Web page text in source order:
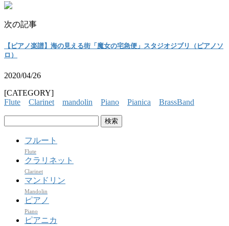
次の記事
【ピアノ楽譜】海の見える街「魔女の宅急便」スタジオジブリ（ピアノソ
ロ）
2020/04/26
[CATEGORY]
Flute
Clarinet mandolin Piano Pianica
BrassBand
フルート
Flute
クラリネット
Clarinet
マンドリン
Mandolin
ピアノ
Piano
ピアニカ